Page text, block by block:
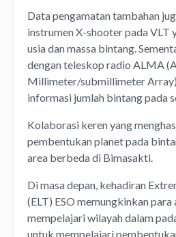
Data pengamatan tambahan
instrumen X-shooter pada VLT
usia dan massa bintang.
dengan teleskop radio ALMA
Millimeter/submillimeter
informasi jumlah bintang pada
Kolaborasi keren yang
pembentukan planet pada
area berbeda di Bimasakti.
Di masa depan, kehadiran
(ELT) ESO memungkinkan
mempelajari wilayah dalam
untuk mempelajari